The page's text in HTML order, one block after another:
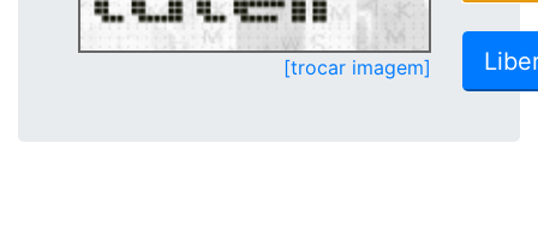
[trocar imagem]